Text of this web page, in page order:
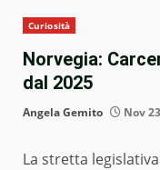
Curiosità
Norvegia:
dal 2025
Angela Gemito Nov
La stretta